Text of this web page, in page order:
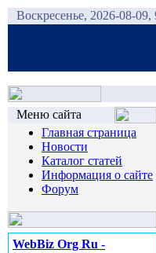
Воскресенье, 2026-08-
Меню сайта
Главная страница
Новости
Каталог статей
Информация о сайте
Форум
WebBiz Org Ru -